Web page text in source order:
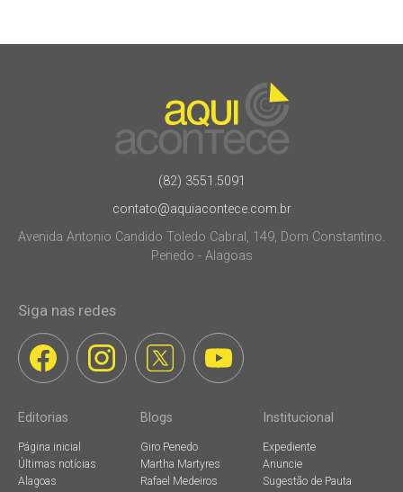
(82) 3551.5091
contato@aquiacontece.com.br
Avenida Antonio Candido Toledo Cabral, 149, Dom Constantino.
Penedo - Alagoas
Siga nas redes
Editorias
Página inicial
Últimas notícias
Alagoas
Blogs
Giro Penedo
Martha Martyres
Rafael Medeiros
Institucional
Expediente
Anuncie
Sugestão de Pauta